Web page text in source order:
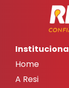
Home
A Resi